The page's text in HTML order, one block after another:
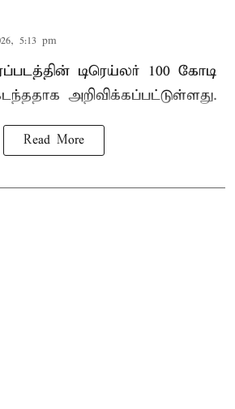
5:13 pm
டிரெய்லர் 100 கோடி
அறிவிக்கப்பட்டுள்ளது.
Read More